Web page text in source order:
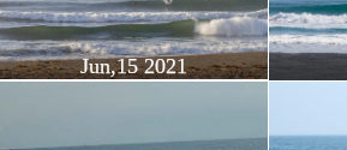
Jun,15 2021